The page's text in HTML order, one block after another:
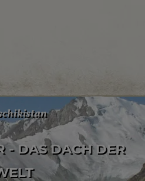
- DAS DACH DER